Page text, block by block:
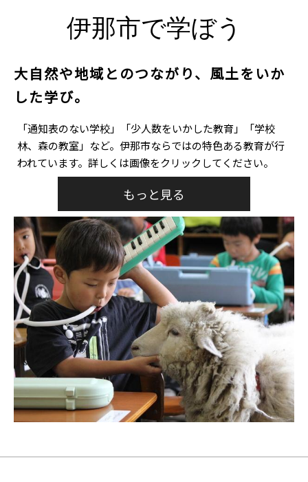
伊那市で学ぼう
大自然や地域とのつながり、風土をいか
した学び。
「通知表のない学校」「少人数をいかした教育」「学校
林、森の教室」など。伊那市ならではの特色ある教育が行
われています。詳しくは画像をクリックしてください。
もっと見る